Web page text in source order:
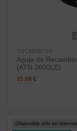
TOCADISCOS
Aguja de
(ATN-3600LE)
35,88 €
¡Disponible sólo en